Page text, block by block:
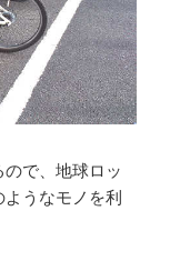
で、地球ロッ
うなモノを利